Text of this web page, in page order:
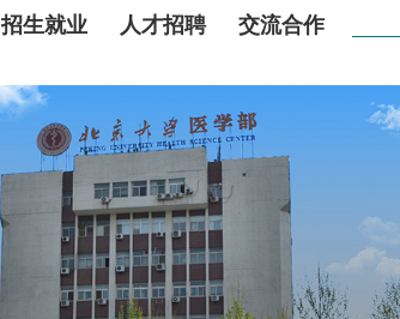
招生就业 人才招聘 交流合作